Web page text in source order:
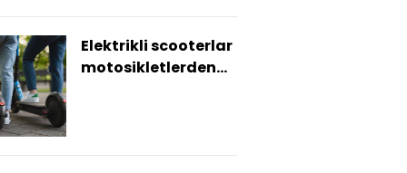
Elektrikli scooterlar
motosikletlerden